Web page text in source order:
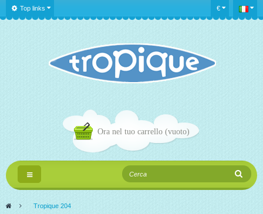
€
Top links
Ora nel tuo carrello (vuoto)
Navigazione
Toggle
> Tropique 204